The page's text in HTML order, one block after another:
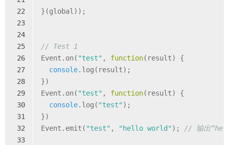
22
23
24
25
26
27
28
29
30
31
32
33
}(global));
// Test 1
Event.on( "test" , function( result) {
console.log(result);
})
Event.on( "test" , function( result) {
console.log( "test" );
})
Event.emit( "test" , "hello world" ); // 输出